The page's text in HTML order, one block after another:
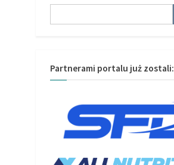
Partnerami portalu już zostali: